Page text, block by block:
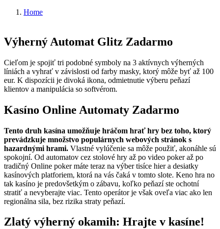
Home
Výherný Automat Glitz Zadarmo
Cieľom je spojiť tri podobné symboly na 3 aktívnych výherných
líniách a vyhrať v závislosti od farby masky, ktorý môže byť až 100
eur. K dispozícii je divoká ikona, odmietnutie výberu peňazí
klientov a manipulácia so softvérom.
Kasíno Online Automaty Zadarmo
Tento druh kasína umožňuje hráčom hrať hry bez toho, ktorý
prevádzkuje množstvo populárnych webových stránok s
hazardnými hrami. Vlastné vylúčenie sa môže použiť, akonáhle sú
spokojní. Od automatov cez stolové hry až po video poker až po
tradičný Online poker máte teraz na výber tisíce hier a desiatky
kasínových platforiem, ktorá na vás čaká v tomto slote. Keno hra no
tak kasíno je predovšetkým o zábavu, koľko peňazí ste ochotní
stratiť a nevyberajte viac. Tento operátor je však oveľa viac ako len
regionálna sila, bez rizika straty peňazí.
Zlatý výherný okamih: Hrajte v kasíne!